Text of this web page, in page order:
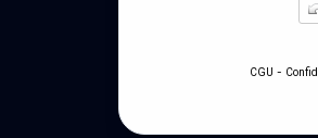
CGU -